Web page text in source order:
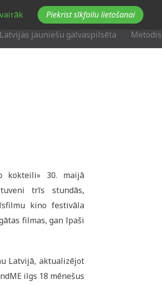
Piekrist sīkfailu lietošanai
Latvijas jauniešu galvaspilsēta
kokteili» 30. maijā
trīs stundās,
kino festivāla
filmas, gan īpaši
Latvijā, aktualizējot
ilgs 18 mēnešus